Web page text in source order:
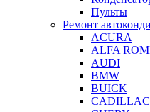
Пульты
Ремонт
ACURA
ALFA
AUDI
BMW
BUICK
CADILLAC